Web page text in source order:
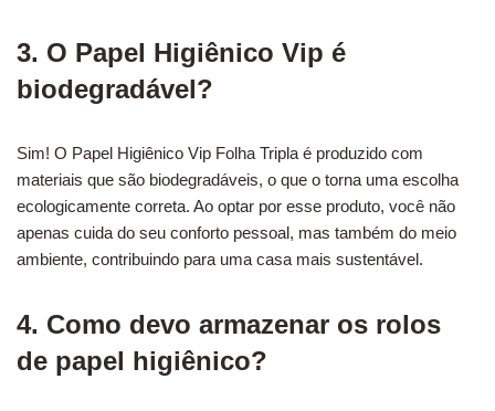
3. O Papel Higiênico Vip é
biodegradável?
Sim! O Papel Higiênico Vip Folha Tripla é produzido com
materiais que são biodegradáveis, o que o torna uma escolha
ecologicamente correta. Ao optar por esse produto, você não
apenas cuida do seu conforto pessoal, mas também do meio
ambiente, contribuindo para uma casa mais sustentável.
4. Como devo armazenar os rolos
de papel higiênico?